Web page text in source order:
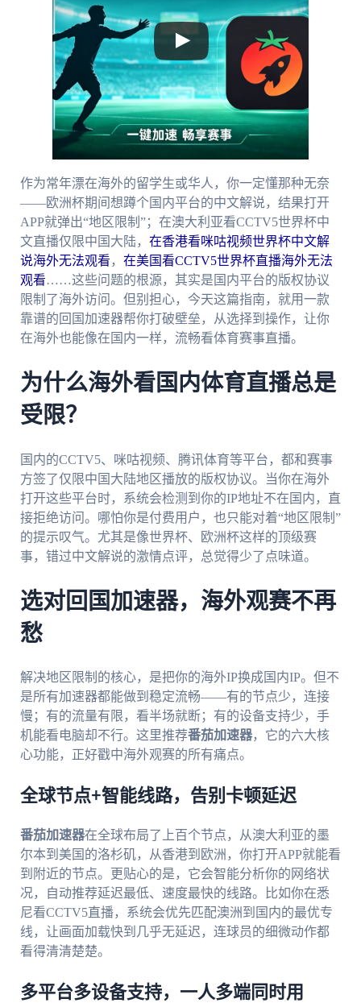
作为常年漂在海外的留学生或华人，你一定懂那种无奈
——欧洲杯期间想蹲个国内平台的中文解说，结果打开
APP就弹出“地区限制”；在澳大利亚看CCTV5世界杯中
文直播仅限中国大陆， 在香港看咪咕视频世界杯中文解
说海外无法观看 ， 在美国看CCTV5世界杯直播海外无法
观看……这些问题的根源，其实是国内平台的版权协议
限制了海外访问。但别担心，今天这篇指南，就用一款
靠谱的回国加速器帮你打破壁垒，从选择到操作，让你
在海外也能像在国内一样，流畅看体育赛事直播。
为什么海外看国内体育直播总是
受限？
国内的CCTV5、咪咕视频、腾讯体育等平台，都和赛事
方签了仅限中国大陆地区播放的版权协议。当你在海外
打开这些平台时，系统会检测到你的IP地址不在国内，直
接拒绝访问。哪怕你是付费用户，也只能对着“地区限制”
的提示叹气。尤其是像世界杯、欧洲杯这样的顶级赛
事，错过中文解说的激情点评，总觉得少了点味道。
选对回国加速器，海外观赛不再
愁
解决地区限制的核心，是把你的海外IP换成国内IP。但不
是所有加速器都能做到稳定流畅——有的节点少，连接
慢；有的流量有限，看半场就断；有的设备支持少，手
机能看电脑却不行。这里推荐番茄加速器，它的六大核
心功能，正好戳中海外观赛的所有痛点。
全球节点+智能线路，告别卡顿延迟
番茄加速器在全球布局了上百个节点，从澳大利亚的墨
尔本到美国的洛杉矶，从香港到欧洲，你打开APP就能看
到附近的节点。更贴心的是，它会智能分析你的网络状
况，自动推荐延迟最低、速度最快的线路。比如你在悉
尼看CCTV5直播，系统会优先匹配澳洲到国内的最优专
线，让画面加载快到几乎无延迟，连球员的细微动作都
看得清清楚楚。
多平台多设备支持，一人多端同时用